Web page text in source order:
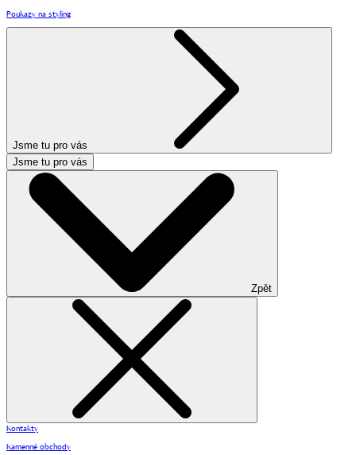
Poukazy na styling
Jsme tu pro vás
Jsme tu pro vás
Zpět
Kontakty
Kamenné obchody